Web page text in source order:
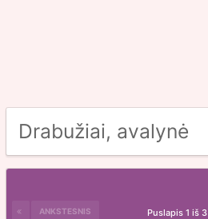
Drabužiai, avalynė
ANKSTESNIS Puslapis 1 iš 3